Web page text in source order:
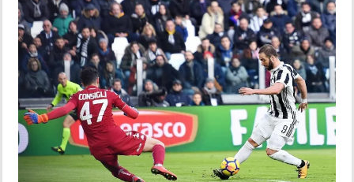
SHOW
DEPORTES
MUNDO
INSÓLITAS